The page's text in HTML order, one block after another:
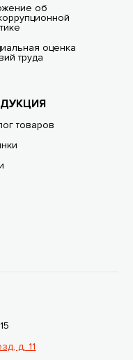
об
оценка
труда
товаров
д. 11